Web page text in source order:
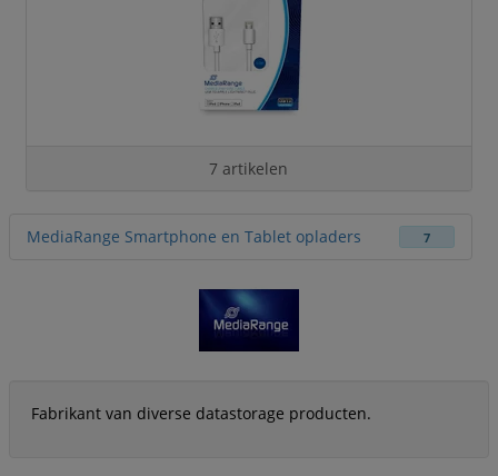
7 artikelen
MediaRange Smartphone en Tablet opladers 7
Fabrikant van diverse datastorage producten.